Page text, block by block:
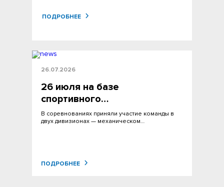
ПОДРОБНЕЕ
26.07.2026
26 июля на базе
спортивного…
В соревнованиях приняли участие команды в
двух дивизионах — механическом…
ПОДРОБНЕЕ